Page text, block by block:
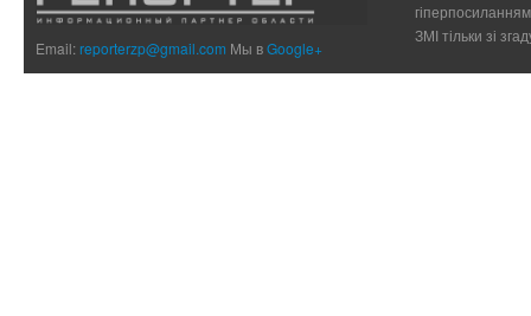
Email:reporterzp@gmail.com Мы вGoogle+
ЗМІ тільки зі